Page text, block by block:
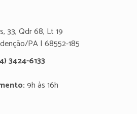
33, Qdr 68, Lt 19
PA | 68552-185
3424-6133
9h às 16h